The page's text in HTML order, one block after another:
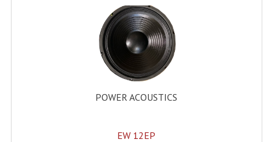
Projecteurs Cycliodes
Projecteurs Découpes
Projecteurs Par : 16 À 64 Et Autres
Projecteurs Poursuite
Rampe De Spots
POWER ACOUSTICS
EW 12EP